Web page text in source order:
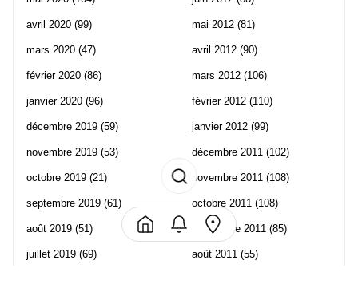
avril 2020 (99)
mars 2020 (47)
février 2020 (86)
janvier 2020 (96)
décembre 2019 (59)
novembre 2019 (53)
octobre 2019 (21)
septembre 2019 (61)
août 2019 (51)
juillet 2019 (69)
mai 2012 (81)
avril 2012 (90)
mars 2012 (106)
février 2012 (110)
janvier 2012 (99)
décembre 2011 (102)
novembre 2011 (108)
octobre 2011 (108)
septembre 2011 (85)
août 2011 (55)